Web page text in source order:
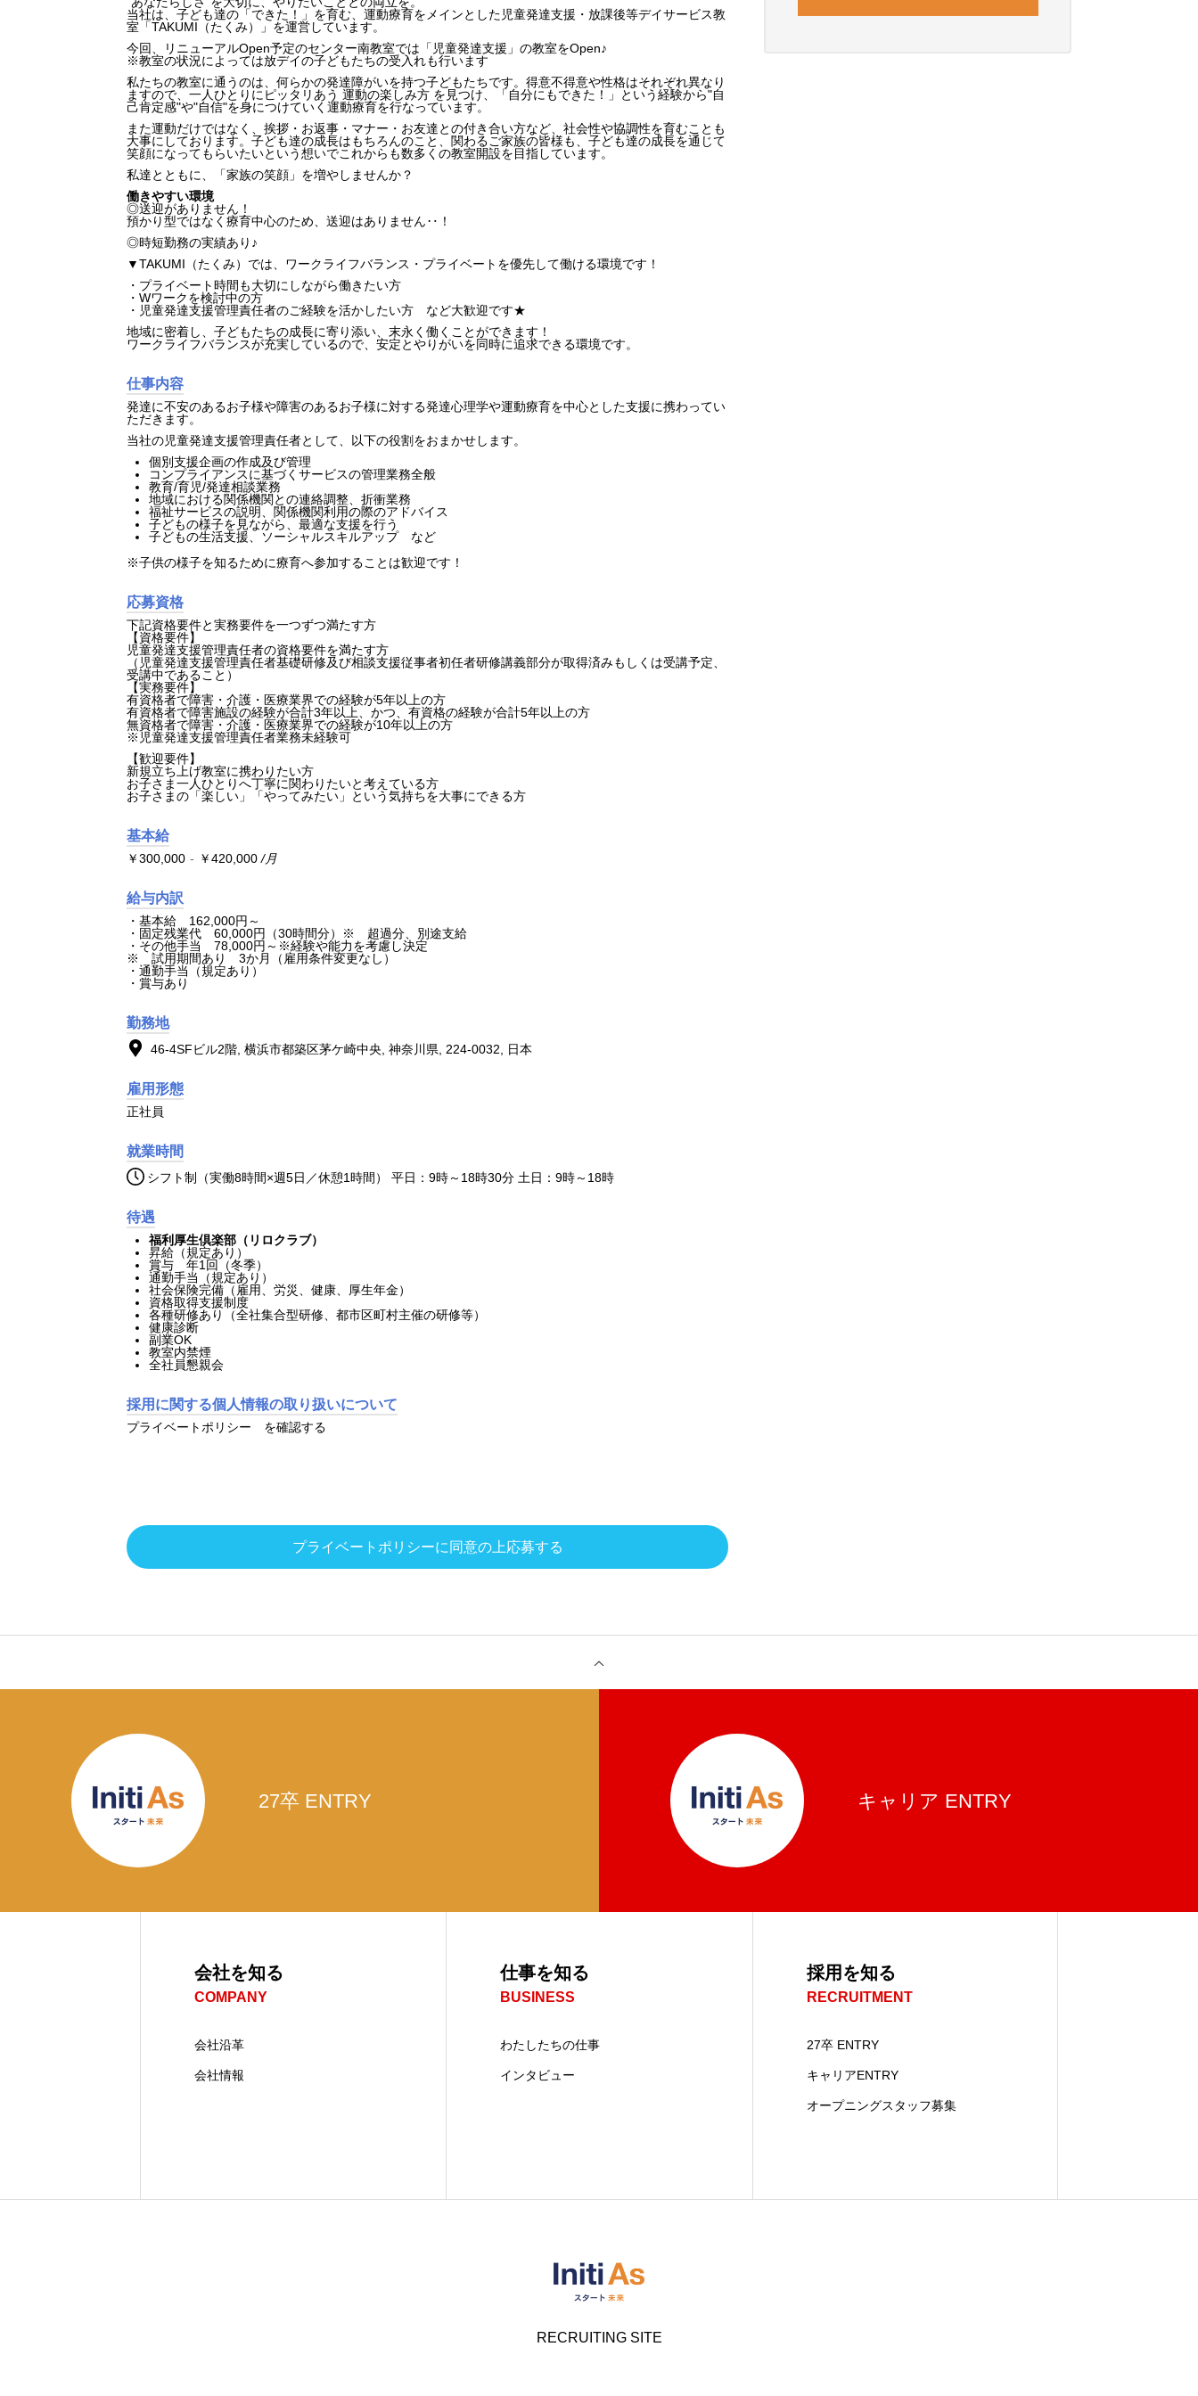
HOME
会社を知る
仕事を知る
採用を知る
当社は、子ども達の「できた！」を育む、運動療育をメインとした児童発達支援・放課後等デイサービス教
室「TAKUMI（たくみ）」を運営しています。
今回、リニューアルOpen予定のセンター南教室では「児童発達支援」の教室をOpen♪
※教室の状況によっては放デイの子どもたちの受入れも行います
私たちの教室に通うのは、何らかの発達障がいを持つ子どもたちです。得意不得意や性格はそれぞれ異なり
ますので、一人ひとりにピッタリあう 運動の楽しみ方 を見つけ、「自分にもできた！」という経験から"自
己肯定感"や"自信"を身につけていく運動療育を行なっています。
また運動だけではなく、挨拶・お返事・マナー・お友達との付き合い方など、社会性や協調性を育むことも
大事にしております。子ども達の成長はもちろんのこと、関わるご家族の皆様も、子ども達の成長を通じて
笑顔になってもらいたいという想いでこれからも数多くの教室開設を目指しています。
私達とともに、「家族の笑顔」を増やしませんか？
働きやすい環境
◎送迎がありません！
預かり型ではなく療育中心のため、送迎はありません‥！
◎時短勤務の実績あり♪
▼TAKUMI（たくみ）では、ワークライフバランス・プライベートを優先して働ける環境です！
・プライベート時間も大切にしながら働きたい方
・Wワークを検討中の方
・児童発達支援管理責任者のご経験を活かしたい方 など大歓迎です★
地域に密着し、子どもたちの成長に寄り添い、末永く働くことができます！
ワークライフバランスが充実しているので、安定とやりがいを同時に追求できる環境です。
仕事内容
発達に不安のあるお子様や障害のあるお子様に対する発達心理学や運動療育を中心とした支援に携わってい
ただきます。
当社の児童発達支援管理責任者として、以下の役割をおまかせします。
個別支援企画の作成及び管理
コンプライアンスに基づくサービスの管理業務全般
教育/育児/発達相談業務
地域における関係機関との連絡調整、折衝業務
福祉サービスの説明、関係機関利用の際のアドバイス
子どもの様子を見ながら、最適な支援を行う
子どもの生活支援、ソーシャルスキルアップ など
※子供の様子を知るために療育へ参加することは歓迎です！
応募資格
下記資格要件と実務要件を一つずつ満たす方
【資格要件】
児童発達支援管理責任者の資格要件を満たす方
（児童発達支援管理責任者基礎研修及び相談支援従事者初任者研修講義部分が取得済みもしくは受講予定、
受講中であること）
【実務要件】
有資格者で障害・介護・医療業界での経験が5年以上の方
有資格者で障害施設の経験が合計3年以上、かつ、有資格の経験が合計5年以上の方
無資格者で障害・介護・医療業界での経験が10年以上の方
※児童発達支援管理責任者業務未経験可
【歓迎要件】
新規立ち上げ教室に携わりたい方
お子さま一人ひとりへ丁寧に関わりたいと考えている方
お子さまの「楽しい」「やってみたい」という気持ちを大事にできる方
基本給
￥300,000 - ￥420,000/月
給与内訳
・基本給 162,000円～
・固定残業代 60,000円（30時間分）※ 超過分、別途支給
・その他手当 78,000円～※経験や能力を考慮し決定
※ 試用期間あり 3か月（雇用条件変更なし）
・通勤手当（規定あり）
・賞与あり
勤務地
46-4SFビル2階, 横浜市都築区茅ケ崎中央, 神奈川県, 224-0032, 日本
雇用形態
正社員
就業時間
シフト制（実働8時間×週5日／休憩1時間） 平日：9時～18時30分 土日：9時～18時
待遇
福利厚生倶楽部（リロクラブ）
昇給（規定あり）
賞与 年1回（冬季）
通勤手当（規定あり）
社会保険完備（雇用、労災、健康、厚生年金）
資格取得支援制度
各種研修あり（全社集合型研修、都市区町村主催の研修等）
健康診断
副業OK
教室内禁煙
全社員懇親会
採用に関する個人情報の取り扱いについて
プライベートポリシー を確認する
プライベートポリシーに同意の上応募する
27卒 ENTRY キャリア ENTRY
会社を知る
COMPANY
会社沿革
会社情報
仕事を知る
BUSINESS
わたしたちの仕事
インタビュー
採用を知る
RECRUITMENT
27卒 ENTRY
キャリアENTRY
オープニングスタッフ募集
RECRUITING SITE